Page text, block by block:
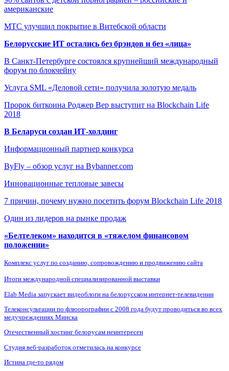
американские
МТС улучшил покрытие в Витебской области
Белорусские ИТ остались без брэндов и без «лица»
В Санкт-Петербурге состоялся крупнейший международный
форум по блокчейну
Услуга SML «Деловой сети» получила золотую медаль
Пророк биткоина Роджер Вер выступит на Blockchain Life
2018
В Беларуси создан ИТ-холдинг
Информационный партнер конкурса
ByFly – обзор услуг на Bybanner.com
Инновационные тепловые завесы
7 причин, почему нужно посетить форум Blockchain Life 2018
Один из лидеров на рынке продаж
«Белтелеком» находится в «тяжелом финансовом
положении»
Комплекс услуг по созданию, сопровождению и продвижению сайта
Итоги международной специализированной выставки
Elab Media запускает видеоблоги на белорусском интернет-телевидении
Телеконсультации по флюорографии с 2008 года будут проводиться во всех
медучреждениях Минска
Отечественный хостинг белорусам неинтересен
Студия веб-разработок отметилась на конкурсе
Истина где-то рядом